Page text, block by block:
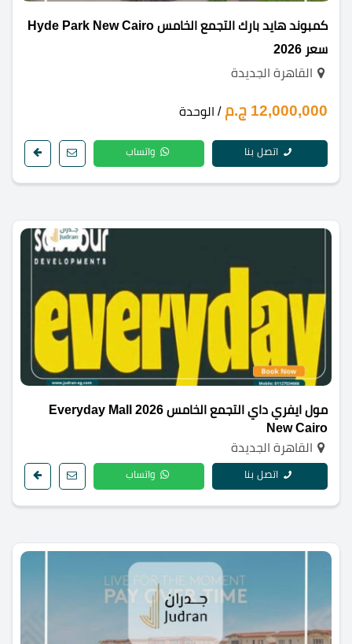
كمبوند هايد بارك التجمع الخامس Hyde Park New Cairo
سعر 2026
القاهرة الجديدة
12,000,000 ج.م / الوحدة
اتصل بنا واتساب
مول ايفري داي التجمع الخامس 2026 Everyday Mall
New Cairo
القاهرة الجديدة
اتصل بنا واتساب